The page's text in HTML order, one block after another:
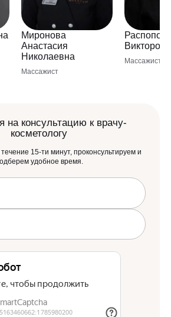
Миронова
Анастасия
Николаевна
Массажист
Массажист
на консультацию к врачу-
косметологу
15-ти минут, проконсультируем и
удобное время.